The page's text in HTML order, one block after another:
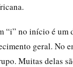
no início é um
geral. No
Muitas delas